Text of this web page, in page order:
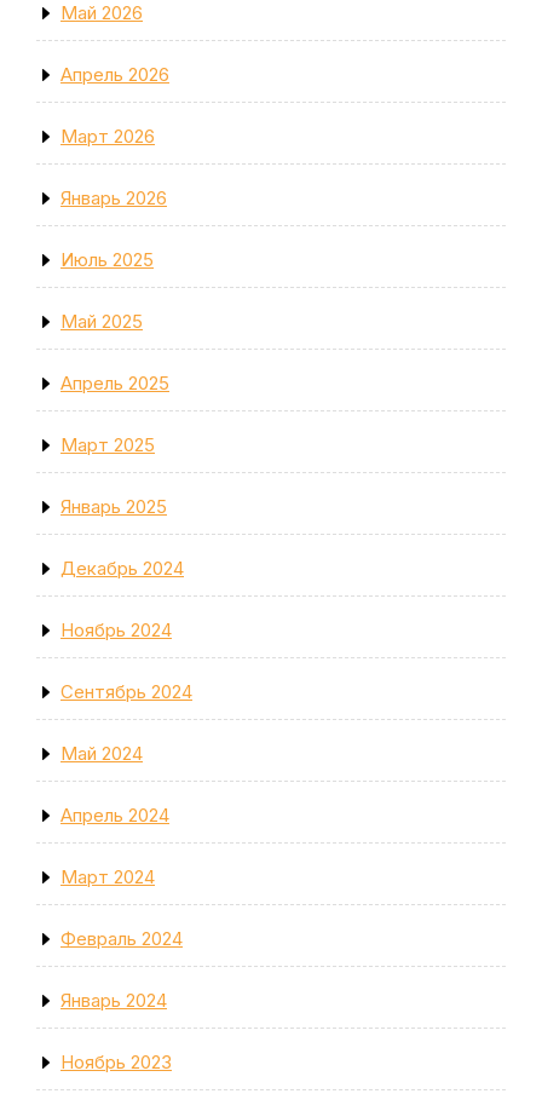
Май 2026
Апрель 2026
Март 2026
Январь 2026
Июль 2025
Май 2025
Апрель 2025
Март 2025
Январь 2025
Декабрь 2024
Ноябрь 2024
Сентябрь 2024
Май 2024
Апрель 2024
Март 2024
Февраль 2024
Январь 2024
Ноябрь 2023